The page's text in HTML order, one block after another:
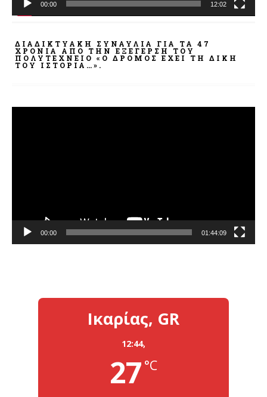
00:00 12:02
ΔΙΑΔΙΚΤΥΑΚΉ ΣΥΝΑΥΛΊΑ ΓΙΑ ΤΑ 47
ΧΡΌΝΙΑ ΑΠΌ ΤΗΝ ΕΞΈΓΕΡΣΗ ΤΟΥ
ΠΟΛΥΤΕΧΝΕΊΟ «Ο ΔΡΌΜΟΣ ΈΧΕΙ ΤΗ ΔΙΚΉ
ΤΟΥ ΙΣΤΟΡΊΑ…».
00:00 01:44:09
Ικαρίας, GR
12:44,
27 °C